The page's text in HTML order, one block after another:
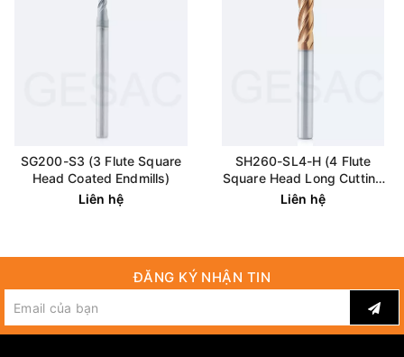
SG200-S3 (3 Flute Square
Head Coated Endmills)
Liên hệ
SH260-SL4-H (4 Flute
Square Head Long Cutting
Edge Coated Endmills)
Liên hệ
ĐĂNG KÝ NHẬN TIN